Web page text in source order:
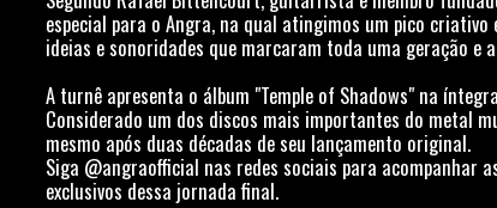
especial para o Angra, na qual atingimos um pico
ideias e sonoridades que marcaram toda uma geração e
A turnê apresenta o álbum "Temple of Shadows" na
Considerado um dos discos mais importantes do metal
mesmo após duas décadas de seu lançamento original.
Siga @angraofficial nas redes sociais para acompanhar
exclusivos dessa jornada final.